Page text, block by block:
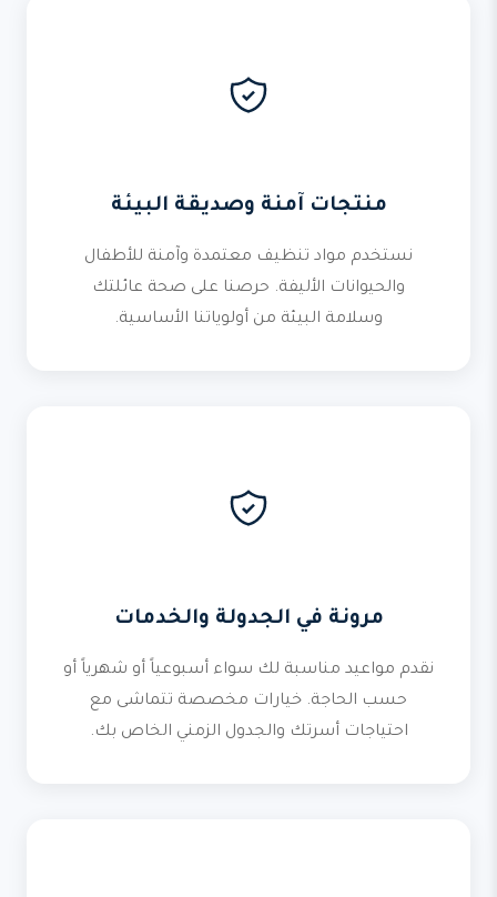
منتجات آمنة وصديقة البيئة
نستخدم مواد تنظيف معتمدة وآمنة للأطفال
والحيوانات الأليفة. حرصنا على صحة عائلتك
وسلامة البيئة من أولوياتنا الأساسية.
مرونة في الجدولة والخدمات
نقدم مواعيد مناسبة لك سواء أسبوعياً أو شهرياً أو
حسب الحاجة. خيارات مخصصة تتماشى مع
احتياجات أسرتك والجدول الزمني الخاص بك.